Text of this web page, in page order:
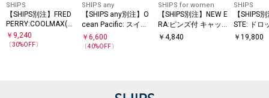
SHIPS
【SHIPS別注】FRED
PERRY:COOLMAX(R)
鹿の子 ワンポイント
ロゴ Tシャツ 25SS
￥ 9,240
〔30%OFF〕
SHIPS any
【SHIPS any別注】O
cean Pacific: スイム
ウエア 3点セット 26
SS
￥6,600
〔40%OFF〕
SHIPS for women
【SHIPS別注】NEW E
RA:ピンズ付 キャッ
プ
￥ 4,840
SHIPS
【SHIPS
STE: ドロ
ポロシャ
￥19,800